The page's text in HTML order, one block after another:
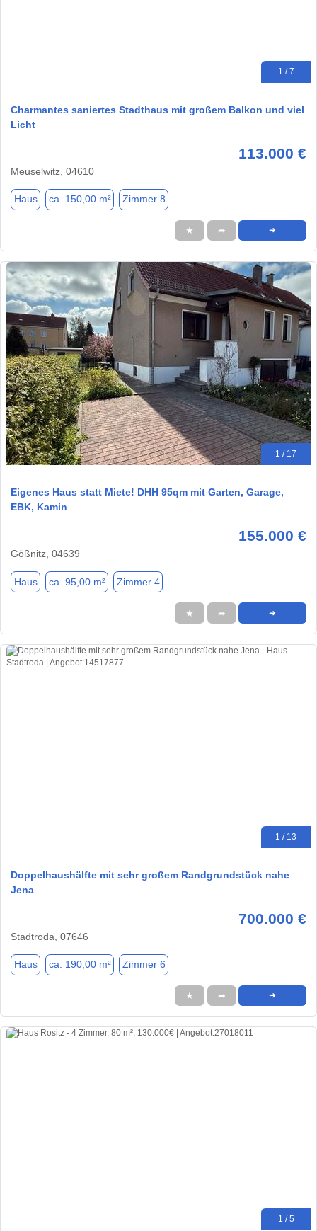
1 / 7
Charmantes saniertes Stadthaus mit großem Balkon und viel
Licht
113.000 €
Meuselwitz, 04610
Haus ca. 150,00 m² Zimmer 8
★ ➦ ➜
1 / 17
Eigenes Haus statt Miete! DHH 95qm mit Garten, Garage,
EBK, Kamin
155.000 €
Gößnitz, 04639
Haus ca. 95,00 m² Zimmer 4
★ ➦ ➜
1 / 13
Doppelhaushälfte mit sehr großem Randgrundstück nahe
Jena
700.000 €
Stadtroda, 07646
Haus ca. 190,00 m² Zimmer 6
★ ➦ ➜
1 / 5